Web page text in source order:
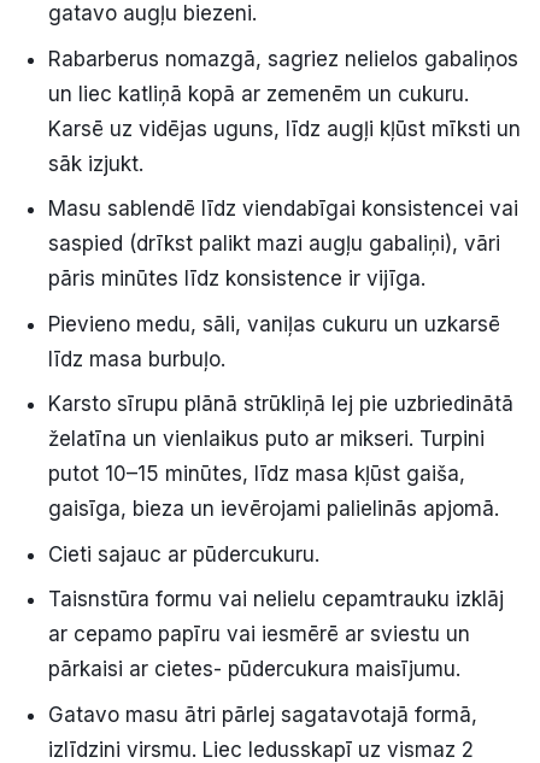
gatavo augļu biezeni.
Rabarberus nomazgā, sagriez nelielos gabaliņos
un liec katliņā kopā ar zemenēm un cukuru.
Karsē uz vidējas uguns, līdz augļi kļūst mīksti un
sāk izjukt.
Masu sablendē līdz viendabīgai konsistencei vai
saspied (drīkst palikt mazi augļu gabaliņi), vāri
pāris minūtes līdz konsistence ir vijīga.
Pievieno medu, sāli, vaniļas cukuru un uzkarsē
līdz masa burbuļo.
Karsto sīrupu plānā strūkliņā lej pie uzbriedinātā
želatīna un vienlaikus puto ar mikseri. Turpini
putot 10–15 minūtes, līdz masa kļūst gaiša,
gaisīga, bieza un ievērojami palielinās apjomā.
Cieti sajauc ar pūdercukuru.
Taisnstūra formu vai nelielu cepamtrauku izklāj
ar cepamo papīru vai iesmērē ar sviestu un
pārkaisi ar cietes- pūdercukura maisījumu.
Gatavo masu ātri pārlej sagatavotajā formā,
izlīdzini virsmu. Liec ledusskapī uz vismaz 2